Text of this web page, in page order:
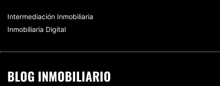
Intermediación Inmobiliaria
Inmobiliaria Digital
BLOG INMOBILIARIO